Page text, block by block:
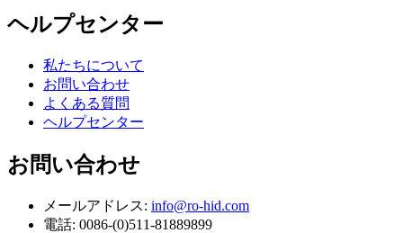
ヘルプセンター
私たちについて
お問い合わせ
よくある質問
ヘルプセンター
お問い合わせ
メールアドレス: info@ro-hid.com
電話: 0086-(0)511-81889899